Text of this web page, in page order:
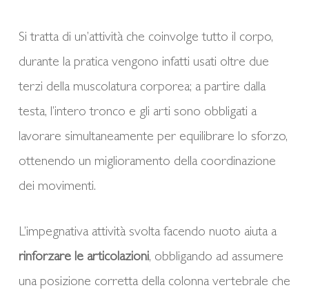
Si tratta di un’attività che coinvolge tutto il corpo,
durante la pratica vengono infatti usati oltre due
terzi della muscolatura corporea; a partire dalla
testa, l’intero tronco e gli arti sono obbligati a
lavorare simultaneamente per equilibrare lo sforzo,
ottenendo un miglioramento della coordinazione
dei movimenti.
L’impegnativa attività svolta facendo nuoto aiuta a
rinforzare le articolazioni, obbligando ad assumere
una posizione corretta della colonna vertebrale che